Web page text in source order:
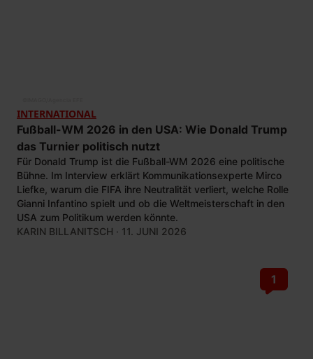
INTERNATIONAL
Fußball-WM 2026 in den USA: Wie Donald Trump
das Turnier politisch nutzt
Für Donald Trump ist die Fußball-WM 2026 eine politische
Bühne. Im Interview erklärt Kommunikationsexperte Mirco
Liefke, warum die FIFA ihre Neutralität verliert, welche Rolle
Gianni Infantino spielt und ob die Weltmeisterschaft in den
USA zum Politikum werden könnte.
KARIN BILLANITSCH · 11. JUNI 2026
1